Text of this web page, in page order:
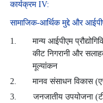
कार्यक्रम IV:
सामाजिक-आर्थिक मुद्दे और
1.
मान्य आईपीएम
कीट निगरानी और
मूल्यांकन
2. मानव संसाधन विकास
3.
जनजातीय उपयोजना